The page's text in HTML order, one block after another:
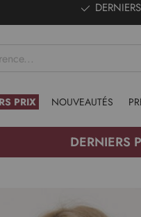
PRIX NOUVEAUTÉS
DERNIERS